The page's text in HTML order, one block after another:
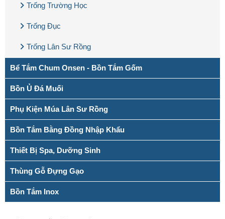
Trống Trường Học
Trống Đục
Trống Lân Sư Rồng
Bể Tắm Chum Onsen - Bồn Tắm Gốm
Bồn Ủ Đá Muối
Phụ Kiện Múa Lân Sư Rồng
Bồn Tắm Bằng Đồng Nhập Khẩu
Thiết Bị Spa, Dưỡng Sinh
Thùng Gỗ Đựng Gạo
Bồn Tắm Inox